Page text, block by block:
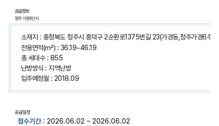
공급정보
청주가경6단지
소재지 : 충청북도 청주시 흥덕구 2순환로1375번길 23(가경동,청주가경6주
전용면적(㎡) : 36.19~46.19
총 세대수 : 855
난방방식 : 지역난방
입주예정월 : 2018.09
공급일정
접수기간: 2026.06.02 ~ 2026.06.02